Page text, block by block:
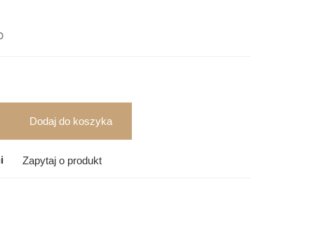
Dodaj do koszyka
Zapytaj o produkt